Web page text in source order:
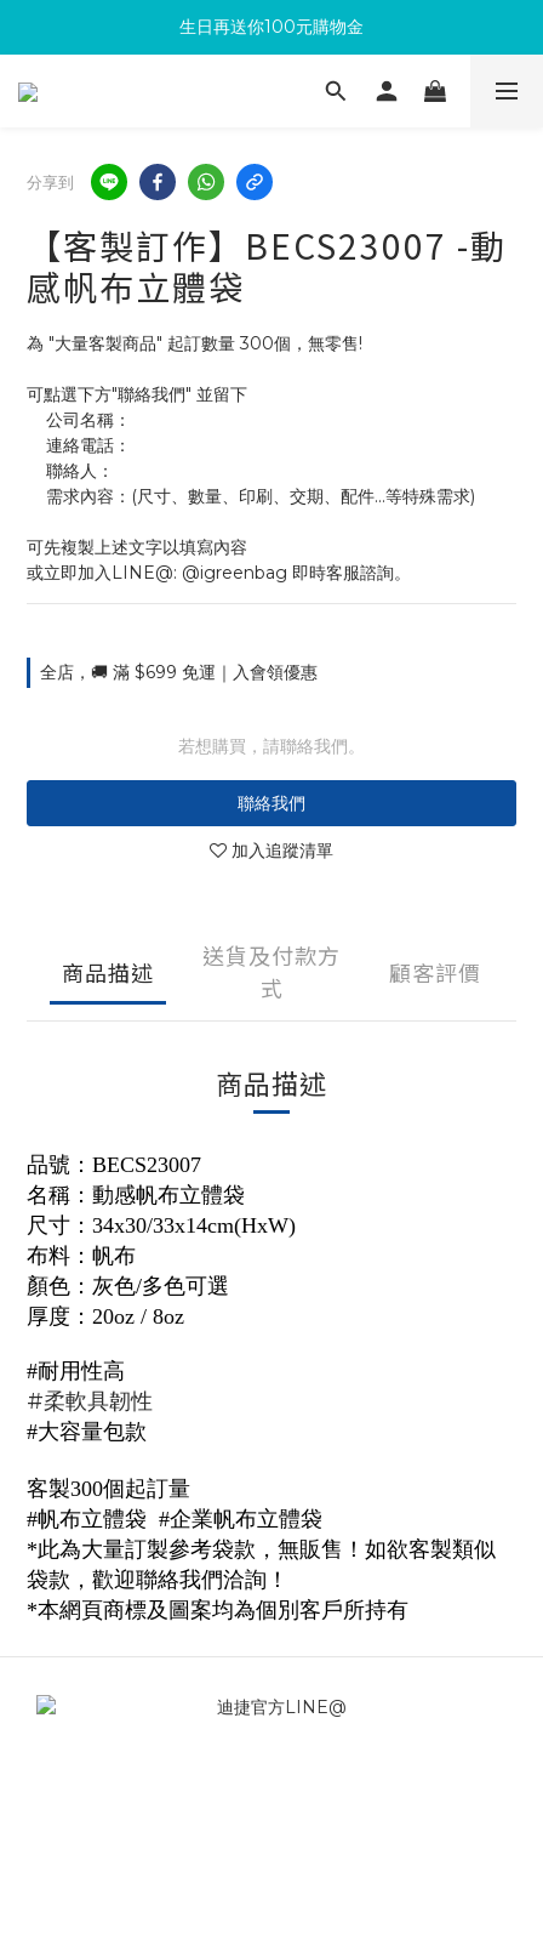
滿300回饋10%購物金
生日再送你100元購物金
加入成為新會員 馬上領取50元購物金
分享到
【客製訂作】BECS23007 -動
感帆布立體袋
為 "大量客製商品" 起訂數量 300個，無零售!
可點選下方"聯絡我們" 並留下
    公司名稱：
    連絡電話：
    聯絡人：
    需求內容：(尺寸、數量、印刷、交期、配件...等特殊需求)
可先複製上述文字以填寫內容
或立即加入LINE@: @igreenbag 即時客服諮詢。
全店，🚚 滿 $699 免運｜入會領優惠
若想購買，請聯絡我們。
聯絡我們
加入追蹤清單
商品描述
送貨及付款方
式
顧客評價
商品描述
品號： BECS23007
名稱： 動感帆布立體袋
尺寸：34x30/33x14cm(HxW)
布料：帆布
顏色：灰色/多色可選
厚度：20oz / 8oz
#耐用性高
#柔軟具韌性
#大容量包款
客製300個起訂量
#帆布立體袋 #企業帆布立體袋
*此為大量訂製參考袋款，無販售！如欲客製類似
袋款，歡迎聯絡我們洽詢！
*本網頁商標及圖案均為個別客戶所持有